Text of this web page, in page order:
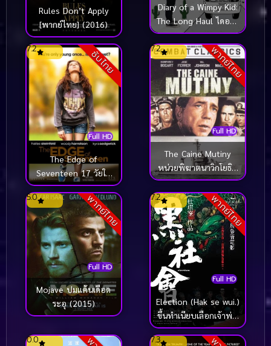
Rules Don’t Apply
[พากย์ไทย] (2016)
Diary of a Wimpy Kid:
The Long Haul ไดอารี่
ของเด็กไม่เอาถ่าน 4: ตะ
ลุยทริปป่วน (2017)
ซับไทย
Full HD
7.2
The Edge of
Seventeen 17 วัยใส
วันว้าวุ่น (ซับไทย)
(2016)
พากย์ไทย
Full HD
7.2
The Caine Mutiny
หน่วยพิฆาตนาวิกโยธิน
(1954)
พากย์ไทย
Full HD
5.0
Mojave ปมแค้นเดือด
ระอุ (2015)
พากย์ไทย
Full HD
7.2
Election (Hak se wui.)
ขึ้นทำเนียบเลือกเจ้าพ่อ
(2005)
0.0 7.3